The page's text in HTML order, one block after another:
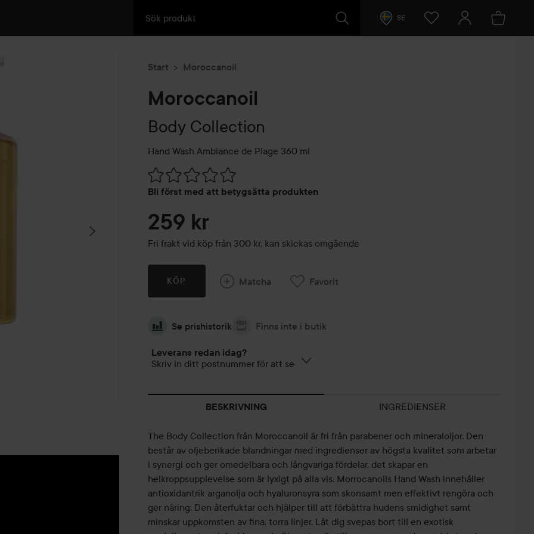
SE
Start Moroccanoil
Moroccanoil
Body Collection
Hand Wash Ambiance de Plage 360 ml
Bli först med att betygsätta produkten
Hoppa till Betyg & kommentarer
259 kr
Fri frakt vid köp från 300 kr, kan skickas omgående
KÖP Matcha Favorit
Se prishistorik Finns inte i butik
Leverans redan idag?
Skriv in ditt postnummer för att se
BESKRIVNING INGREDIENSER
The Body Collection från Moroccanoil är fri från parabener och mineraloljor. Den
består av oljeberikade blandningar med ingredienser av högsta kvalitet som arbetar
i synergi och ger omedelbara och långvariga fördelar, det skapar en
helkroppsupplevelse som är lyxigt på alla vis. Morrocanoils Hand Wash innehåller
antioxidantrik arganolja och hyaluronsyra som skonsamt men effektivt rengöra och
ger näring. Den återfuktar och hjälper till att förbättra hudens smidighet samt
minskar uppkomsten av fina, torra linjer. Låt dig svepas bort till en exotisk